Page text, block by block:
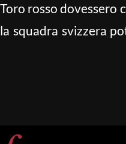
rosso
squadra svizzera